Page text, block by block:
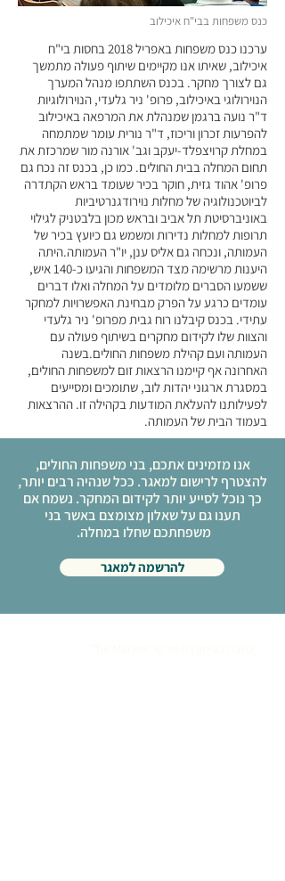
כנס משפחות בבי"ח איכילוב
ערכנו כנס משפחות באפריל 2018 בחסות בי"ח
איכילוב, שאיתו אנו מקיימים שיתוף פעולה מתמשך
גם לצורך מחקר. בכנס השתתפו מנהל המערך
הנוירולוגי באיכילוב, פרופ' ניר גלעדי, הנוירולוגיות
ד"ר נועה ברגמן שמנהלת את המרפאה באיכילוב
להפרעות זכרון וריכוז, ד"ר נורית עומר שמתמחה
במחלת קרויצפלד-יעקב וגב' אורנה מור שמרכזת את
תחום המחלה בבית החולים. כמו כן, בכנס זה נכח גם
פרופ' אהוד גזית, חוקר בכיר שעומד בראש הקתדרה
לביוטכנולוגיה של מחלות נוירודגנרטיביות
באוניברסיטת תל אביב ובראש מכון בלבטניק לגילוי
תרופות למחלות נדירות ומשמש גם כיועץ בכיר של
העמותה, ונכחה גם אליס ענן, יו"ר העמותה.היתה
היענות מרשימה מצד המשפחות והגיעו כ-140 איש,
ששמעו הסברים מלומדים על המחלה ואלו דברים
עומדים כרגע על הפרק מבחינת האפשרויות למחקר
עתידי. בכנס קיבלנו רוח גבית מפרופ' ניר גלעדי
והצוות שלו לקידום מחקרים בשיתוף פעולה עם
העמותה ועם קהילת משפחות החולים.בשנה
האחרונה אף קיימנו הרצאות זום למשפחות החולים,
במסגרת ארגוני יהדות לוב, שתומכים ומסייעים
לפעילותנו להעלאת המודעות בקהילה זו. ההרצאות
בעמוד הבית של העמותה.
אנו מזמינים אתכם, בני משפחות החולים,
להצטרף לרישום למאגר. ככל שנהיה רבים יותר,
כך נוכל לסייע יותר לקידום המחקר. נשמח אם
תענו גם על שאלון מצומצם באשר בני
משפחתכם שחלו במחלה.
להרשמה למאגר